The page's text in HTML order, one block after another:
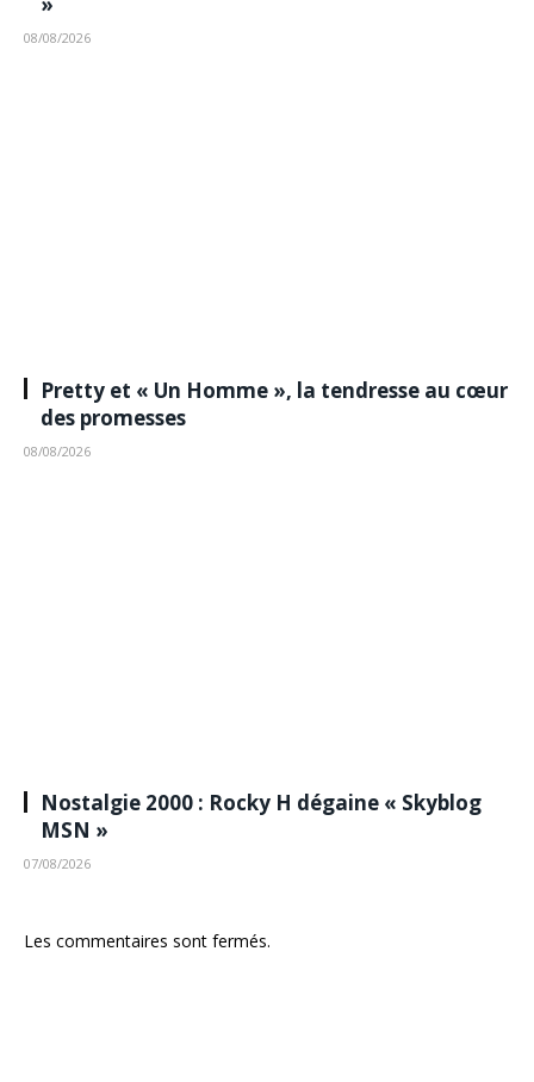
08/08/2026
Pretty et « Un Homme », la tendresse au cœur
des promesses
08/08/2026
Nostalgie 2000 : Rocky H dégaine « Skyblog
MSN »
07/08/2026
Les commentaires sont fermés.